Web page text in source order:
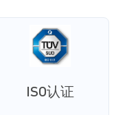
ISO认证